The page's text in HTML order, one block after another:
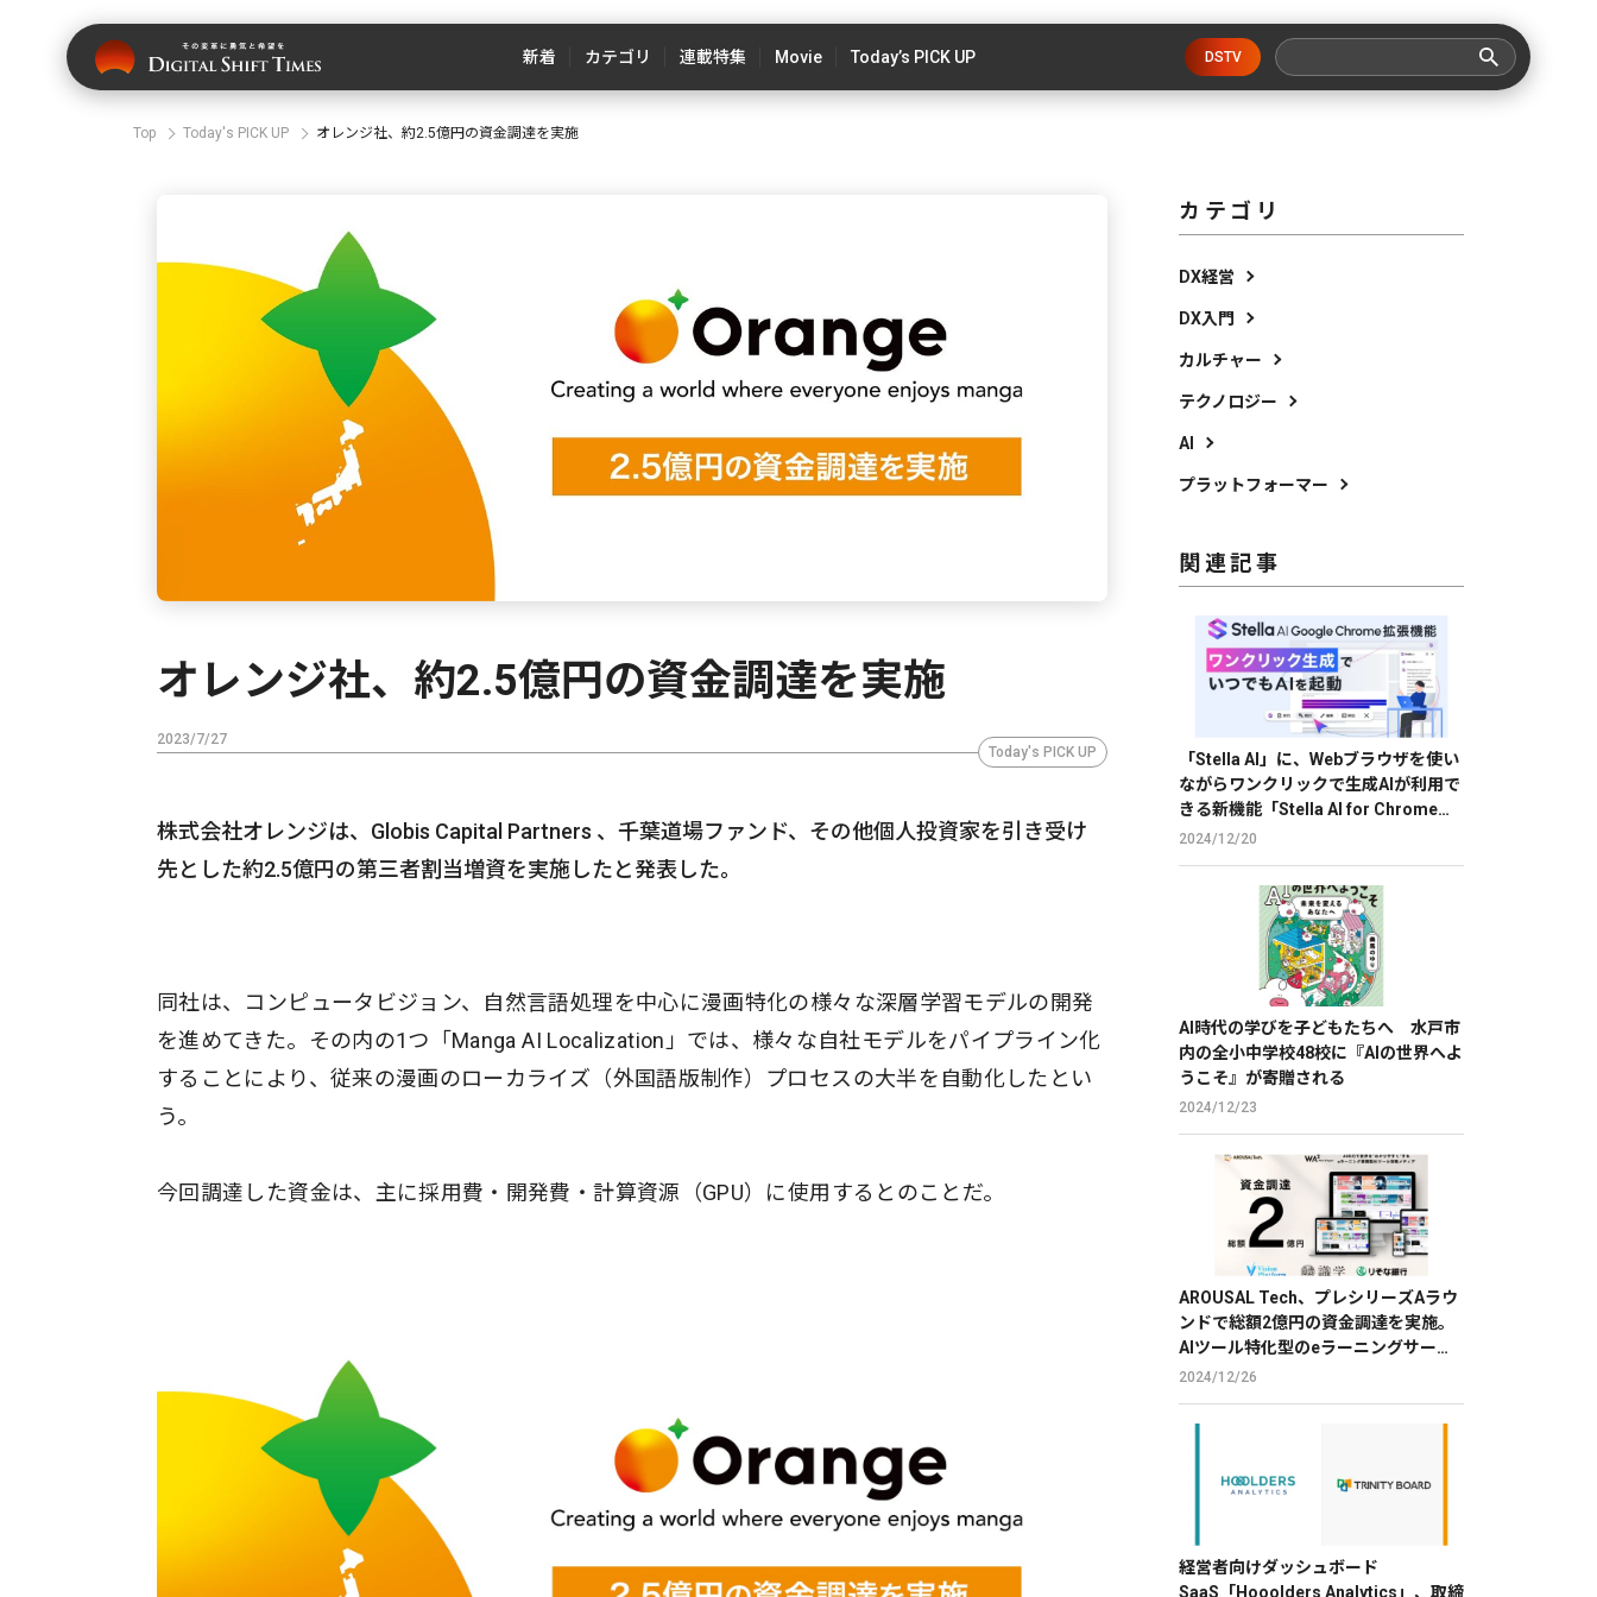
新着 カテゴリ 連載特集 Movie Today’s PICK UP DSTV
Top Today's PICK UP オレンジ社、約2.5億円の資金調達を実施
オレンジ社、約2.5億円の資金調達を実施
2023/7/27
Today's PICK UP
株式会社オレンジは、Globis Capital Partners 、千葉道場ファンド、その他個人投資家を引き受け
先とした約2.5億円の第三者割当増資を実施したと発表した。
同社は、コンピュータビジョン、自然言語処理を中心に漫画特化の様々な深層学習モデルの開発
を進めてきた。その内の1つ「Manga AI Localization」では、様々な自社モデルをパイプライン化
することにより、従来の漫画のローカライズ（外国語版制作）プロセスの大半を自動化したとい
う。
今回調達した資金は、主に採用費・開発費・計算資源（GPU）に使用するとのことだ。
カテゴリ
DX経営
DX入門
カルチャー
テクノロジー
AI
プラットフォーマー
関連記事
「Stella AI」に、Webブラウザを使い
ながらワンクリックで生成AIが利用で
きる新機能「Stella AI for Chrome」
のβ版を提供
2024/12/20
AI時代の学びを子どもたちへ 水戸市
内の全小中学校48校に『AIの世界へよ
うこそ』が寄贈される
2024/12/23
AROUSAL Tech、プレシリーズAラウ
ンドで総額2億円の資金調達を実施。
AIツール特化型のeラーニングサービ
スで、DXを推進。
2024/12/26
経営者向けダッシュボード
SaaS「Hooolders Analytics」、取締